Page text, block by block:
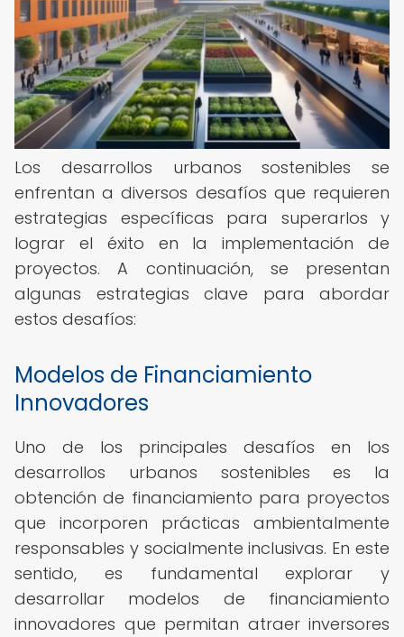
Los desarrollos urbanos sostenibles se
enfrentan a diversos desafíos que requieren
estrategias específicas para superarlos y
lograr el éxito en la implementación de
proyectos. A continuación, se presentan
algunas estrategias clave para abordar
estos desafíos:
Modelos de Financiamiento
Innovadores
Uno de los principales desafíos en los
desarrollos urbanos sostenibles es la
obtención de financiamiento para proyectos
que incorporen prácticas ambientalmente
responsables y socialmente inclusivas. En este
sentido, es fundamental explorar y
desarrollar modelos de financiamiento
innovadores que permitan atraer inversores